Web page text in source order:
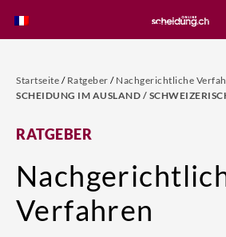
Startseite / Ratgeber / Nachgerichtliche
SCHEIDUNG IM AUSLAND /
RATGEBER
Verfahren